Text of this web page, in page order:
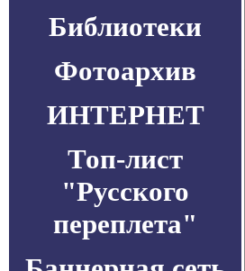
Библиотеки
Фотоархив
ИНТЕРНЕТ
Топ-лист
"Русского
переплета"